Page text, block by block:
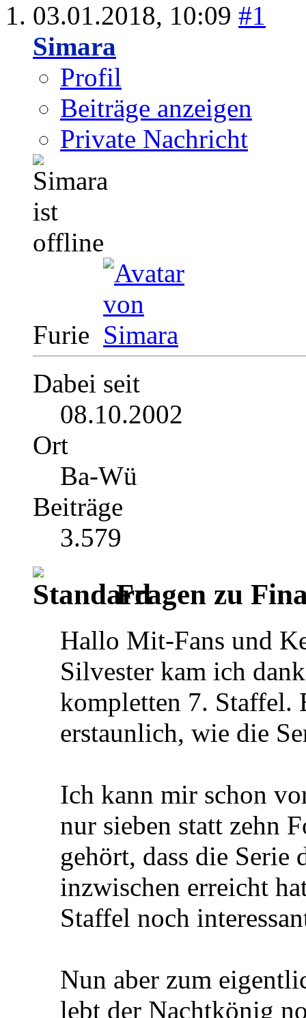
03.01.2018, 10:09 #1
Simara
Profil
Beiträge anzeigen
Private Nachricht
Furie
Dabei seit
08.10.2002
Ort
Ba-Wü
Beiträge
3.579
Fragen zu
Hallo Mit-Fans und
Silvester kam ich
kompletten 7. Staffel.
erstaunlich, wie die
Ich kann mir schon
nur sieben statt zehn
gehört, dass die
inzwischen erreicht
Staffel noch
Nun aber zum
lebt der Nachtkönig